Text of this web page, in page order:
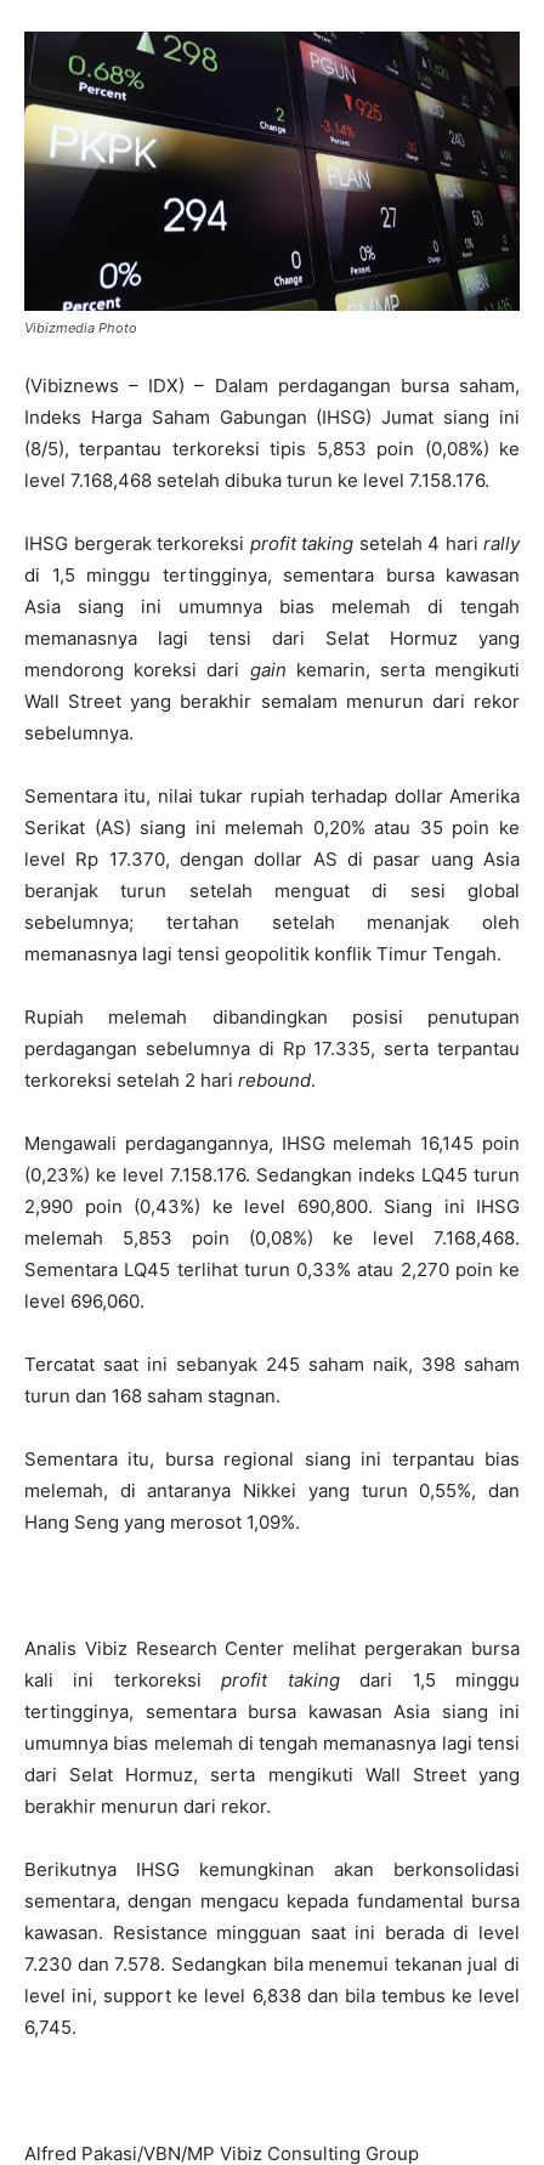
Vibizmedia Photo
(Vibiznews – IDX) – Dalam perdagangan bursa saham,
Indeks Harga Saham Gabungan (IHSG) Jumat siang ini
(8/5), terpantau terkoreksi tipis 5,853 poin (0,08%) ke
level 7.168,468 setelah dibuka turun ke level 7.158.176.
IHSG bergerak terkoreksi profit taking setelah 4 hari rally
di 1,5 minggu tertingginya, sementara bursa kawasan
Asia siang ini umumnya bias melemah di tengah
memanasnya lagi tensi dari Selat Hormuz yang
mendorong koreksi dari gain kemarin, serta mengikuti
Wall Street yang berakhir semalam menurun dari rekor
sebelumnya.
Sementara itu, nilai tukar rupiah terhadap dollar Amerika
Serikat (AS) siang ini melemah 0,20% atau 35 poin ke
level Rp 17.370, dengan dollar AS di pasar uang Asia
beranjak turun setelah menguat di sesi global
sebelumnya; tertahan setelah menanjak oleh
memanasnya lagi tensi geopolitik konflik Timur Tengah.
Rupiah melemah dibandingkan posisi penutupan
perdagangan sebelumnya di Rp 17.335, serta terpantau
terkoreksi setelah 2 hari rebound.
Mengawali perdagangannya, IHSG melemah 16,145 poin
(0,23%) ke level 7.158.176. Sedangkan indeks LQ45 turun
2,990 poin (0,43%) ke level 690,800. Siang ini IHSG
melemah 5,853 poin (0,08%) ke level 7.168,468.
Sementara LQ45 terlihat turun 0,33% atau 2,270 poin ke
level 696,060.
Tercatat saat ini sebanyak 245 saham naik, 398 saham
turun dan 168 saham stagnan.
Sementara itu, bursa regional siang ini terpantau bias
melemah, di antaranya Nikkei yang turun 0,55%, dan
Hang Seng yang merosot 1,09%.
Analis Vibiz Research Center melihat pergerakan bursa
kali ini terkoreksiprofit takingdari 1,5 minggu
tertingginya, sementara bursa kawasan Asia siang ini
umumnya bias melemah di tengah memanasnya lagi tensi
dari Selat Hormuz, serta mengikuti Wall Street yang
berakhir menurun dari rekor.
Berikutnya IHSG kemungkinan akan berkonsolidasi
sementara, dengan mengacu kepada fundamental bursa
kawasan. Resistance mingguan saat ini berada di level
7.230 dan 7.578. Sedangkan bila menemui tekanan jual di
level ini, support ke level 6,838 dan bila tembus ke level
6,745.
Alfred Pakasi/VBN/MP Vibiz Consulting Group